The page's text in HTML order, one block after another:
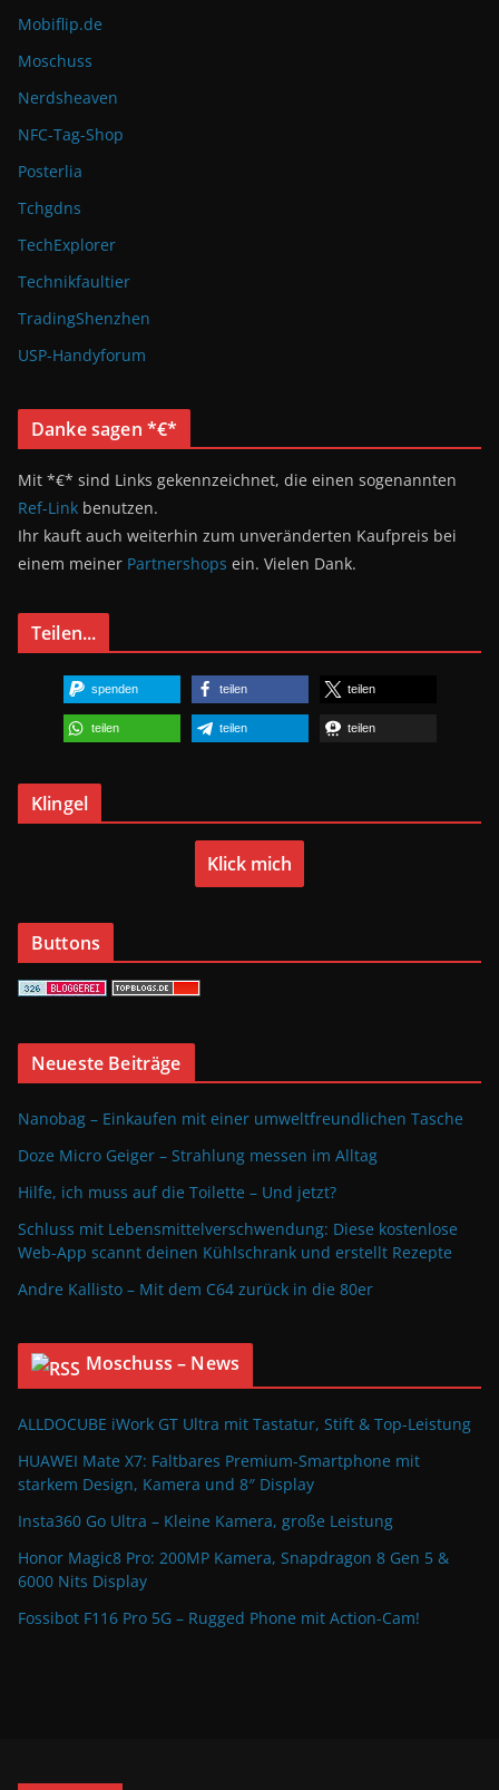
Mobiflip.de
Moschuss
Nerdsheaven
NFC-Tag-Shop
Posterlia
Tchgdns
TechExplorer
Technikfaultier
TradingShenzhen
USP-Handyforum
Danke sagen *€*
Mit *€* sind Links gekennzeichnet, die einen sogenannten
Ref-Link benutzen.
Ihr kauft auch weiterhin zum unveränderten Kaufpreis bei
einem meiner Partnershops ein. Vielen Dank.
Teilen...
spenden teilen teilen
teilen teilen teilen
Klingel
Klick mich
Buttons
Neueste Beiträge
Nanobag – Einkaufen mit einer umweltfreundlichen Tasche
Doze Micro Geiger – Strahlung messen im Alltag
Hilfe, ich muss auf die Toilette – Und jetzt?
Schluss mit Lebensmittelverschwendung: Diese kostenlose
Web-App scannt deinen Kühlschrank und erstellt Rezepte
Andre Kallisto – Mit dem C64 zurück in die 80er
Moschuss – News
ALLDOCUBE iWork GT Ultra mit Tastatur, Stift & Top-Leistung
HUAWEI Mate X7: Faltbares Premium-Smartphone mit
starkem Design, Kamera und 8″ Display
Insta360 Go Ultra – Kleine Kamera, große Leistung
Honor Magic8 Pro: 200MP Kamera, Snapdragon 8 Gen 5 &
6000 Nits Display
Fossibot F116 Pro 5G – Rugged Phone mit Action-Cam!